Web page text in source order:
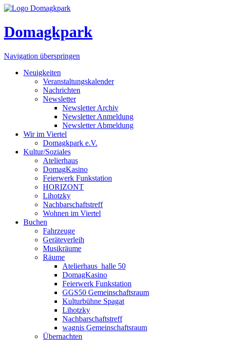
Domagkpark
Navigation überspringen
Neuigkeiten
Veranstaltungskalender
Nachrichten
Newsletter
Newsletter Archiv
Newsletter Anmeldung
Newsletter Abmeldung
Wir im Viertel
Domagkpark e.V.
Kultur/Soziales
Atelierhaus
DomagKasino
Feierwerk Funkstation
HORIZONT
Lihotzky
Nachbarschaftstreff
Wohnen im Viertel
Buchen
Fahrzeuge
Geräteverleih
Musikräume
Räume
Atelierhaus_halle 50
DomagKasino
Feierwerk Funkstation
GGS50 Gemeinschaftsraum
Kulturbühne Spagat
Lihotzky
Nachbarschaftstreff
wagnis Gemeinschaftsraum
Übernachten